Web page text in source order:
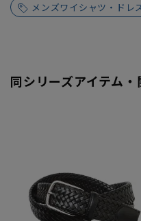
メンズワイシャツ・ドレ
同シリーズアイテム